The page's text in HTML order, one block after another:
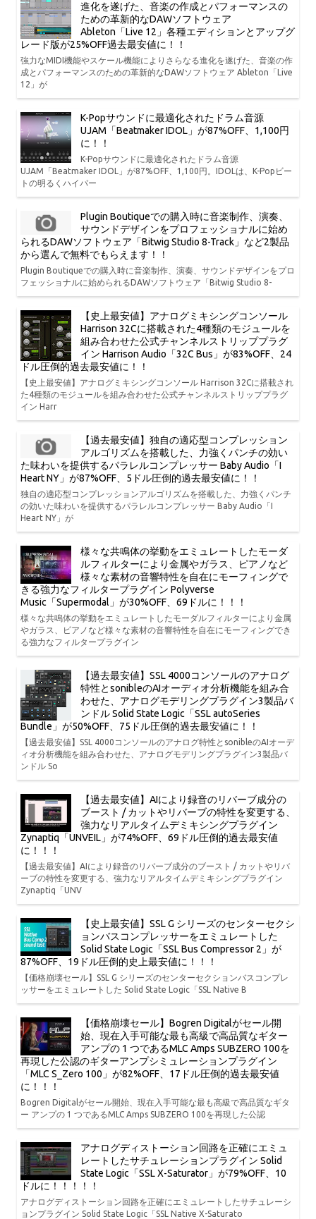
進化を遂げた、音楽の作成とパフォーマンスの
ための革新的なDAWソフトウェア
Ableton「Live 12」各種エディションとアップグ
レード版が25%OFF過去最安値に！！
強力なMIDI機能やスケール機能によりさらなる進化を遂げた、音楽の作
成とパフォーマンスのための革新的なDAWソフトウェア Ableton「Live
12」が
K-Popサウンドに最適化されたドラム音源
UJAM「Beatmaker IDOL」が87%OFF、1,100円
に！！
K-Popサウンドに最適化されたドラム音源
UJAM「Beatmaker IDOL」が87%OFF、1,100円。IDOLは、K-Popビー
トの明るくハイパー
Plugin Boutiqueでの購入時に音楽制作、演奏、
サウンドデザインをプロフェッショナルに始め
られるDAWソフトウェア「Bitwig Studio 8-Track」など2製品
から選んで無料でもらえます！！
Plugin Boutiqueでの購入時に音楽制作、演奏、サウンドデザインをプロ
フェッショナルに始められるDAWソフトウェア「Bitwig Studio 8-
【史上最安値】アナログミキシングコンソール
Harrison 32Cに搭載された4種類のモジュールを
組み合わせた公式チャンネルストリッププラグ
イン Harrison Audio「32C Bus」が83%OFF、24
ドル圧倒的過去最安値に！！
【史上最安値】アナログミキシングコンソール Harrison 32Cに搭載され
た4種類のモジュールを組み合わせた公式チャンネルストリッププラグ
イン Harr
【過去最安値】独自の適応型コンプレッション
アルゴリズムを搭載した、力強くパンチの効い
た味わいを提供するパラレルコンプレッサー Baby Audio「I
Heart NY」が87%OFF、5ドル圧倒的過去最安値に！！
独自の適応型コンプレッションアルゴリズムを搭載した、力強くパンチ
の効いた味わいを提供するパラレルコンプレッサー Baby Audio「I
Heart NY」が
様々な共鳴体の挙動をエミュレートしたモーダ
ルフィルターにより金属やガラス、ピアノなど
様々な素材の音響特性を自在にモーフィングで
きる強力なフィルタープラグイン Polyverse
Music「Supermodal」が30%OFF、69ドルに！！！
様々な共鳴体の挙動をエミュレートしたモーダルフィルターにより金属
やガラス、ピアノなど様々な素材の音響特性を自在にモーフィングでき
る強力なフィルタープラグイン
【過去最安値】SSL 4000コンソールのアナログ
特性とsonibleのAIオーディオ分析機能を組み合
わせた、アナログモデリングプラグイン3製品バ
ンドル Solid State Logic「SSL autoSeries
Bundle」が50%OFF、75ドル圧倒的過去最安値に！！
【過去最安値】SSL 4000コンソールのアナログ特性とsonibleのAIオーデ
ィオ分析機能を組み合わせた、アナログモデリングプラグイン3製品バ
ンドル So
【過去最安値】AIにより録音のリバーブ成分の
ブースト / カットやリバーブの特性を変更する、
強力なリアルタイムデミキシングプラグイン
Zynaptiq「UNVEIL」が74%OFF、69ドル圧倒的過去最安値
に！！！
【過去最安値】AIにより録音のリバーブ成分のブースト / カットやリバ
ーブの特性を変更する、強力なリアルタイムデミキシングプラグイン
Zynaptiq「UNV
【史上最安値】SSL G シリーズのセンターセクシ
ョンバスコンプレッサーをエミュレートした
Solid State Logic「SSL Bus Compressor 2」が
87%OFF、19ドル圧倒的史上最安値に！！！
【価格崩壊セール】SSL G シリーズのセンターセクションバスコンプレ
ッサーをエミュレートした Solid State Logic「SSL Native B
【価格崩壊セール】Bogren Digitalがセール開
始、現在入手可能な最も高級で高品質なギター
アンプの 1 つであるMLC Amps SUBZERO 100を
再現した公認のギターアンプシミュレーションプラグイン
「MLC S_Zero 100」が82%OFF、17ドル圧倒的過去最安値
に！！！
Bogren Digitalがセール開始、現在入手可能な最も高級で高品質なギタ
ー アンプの 1 つであるMLC Amps SUBZERO 100を再現した公認
アナログディストーション回路を正確にエミュ
レートしたサチュレーションプラグイン Solid
State Logic「SSL X-Saturator」が79%OFF、10
ドルに！！！！！
アナログディストーション回路を正確にエミュレートしたサチュレーシ
ョンプラグイン Solid State Logic「SSL Native X-Saturato